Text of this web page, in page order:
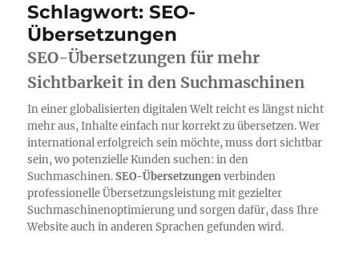
Schlagwort:SEO-
Übersetzungen
SEO-Übersetzungen für mehr
Sichtbarkeit in den Suchmaschinen
In einer globalisierten digitalen Welt reicht es längst nicht
mehr aus, Inhalte einfach nur korrekt zu übersetzen. Wer
international erfolgreich sein möchte, muss dort sichtbar
sein, wo potenzielle Kunden suchen: in den
Suchmaschinen.SEO-Übersetzungenverbinden
professionelle Übersetzungsleistung mit gezielter
Suchmaschinenoptimierung und sorgen dafür, dass Ihre
Website auch in anderen Sprachen gefunden wird.